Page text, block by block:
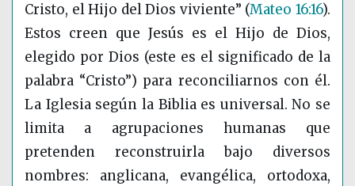
Cristo, el Hijo del Dios viviente” (Mateo 16:16).
Estos creen que Jesús es el Hijo de Dios,
elegido por Dios (este es el significado de la
palabra “Cristo”) para reconciliarnos con él.
La Iglesia según la Biblia es universal. No se
limita a agrupaciones humanas que
pretenden reconstruirla bajo diversos
nombres: anglicana, evangélica, ortodoxa,